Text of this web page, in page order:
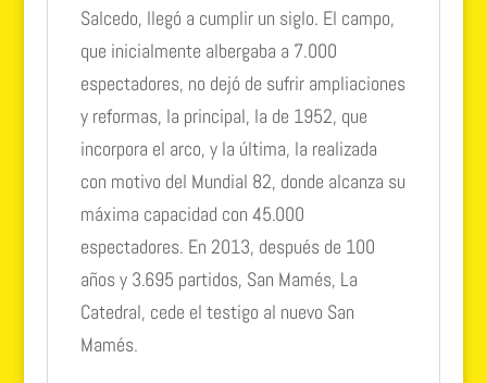
Salcedo, llegó a cumplir un siglo. El campo,
que inicialmente albergaba a 7.000
espectadores, no dejó de sufrir ampliaciones
y reformas, la principal, la de 1952, que
incorpora el arco, y la última, la realizada
con motivo del Mundial 82, donde alcanza su
máxima capacidad con 45.000
espectadores. En 2013, después de 100
años y 3.695 partidos, San Mamés, La
Catedral, cede el testigo al nuevo San
Mamés.